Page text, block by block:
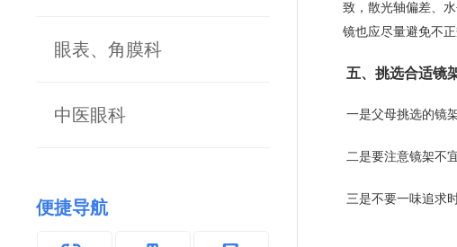
眼表、角膜科
中医眼科
便捷导航
致，散光轴偏差、
镜也应尽量避免不正
五、挑选合适镜
一是父母挑选的镜
二是要注意镜架不
三是不要一味追求